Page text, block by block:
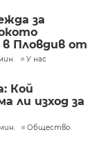
за
Пловдив от
У нас
Кой
ли изход за
Общество